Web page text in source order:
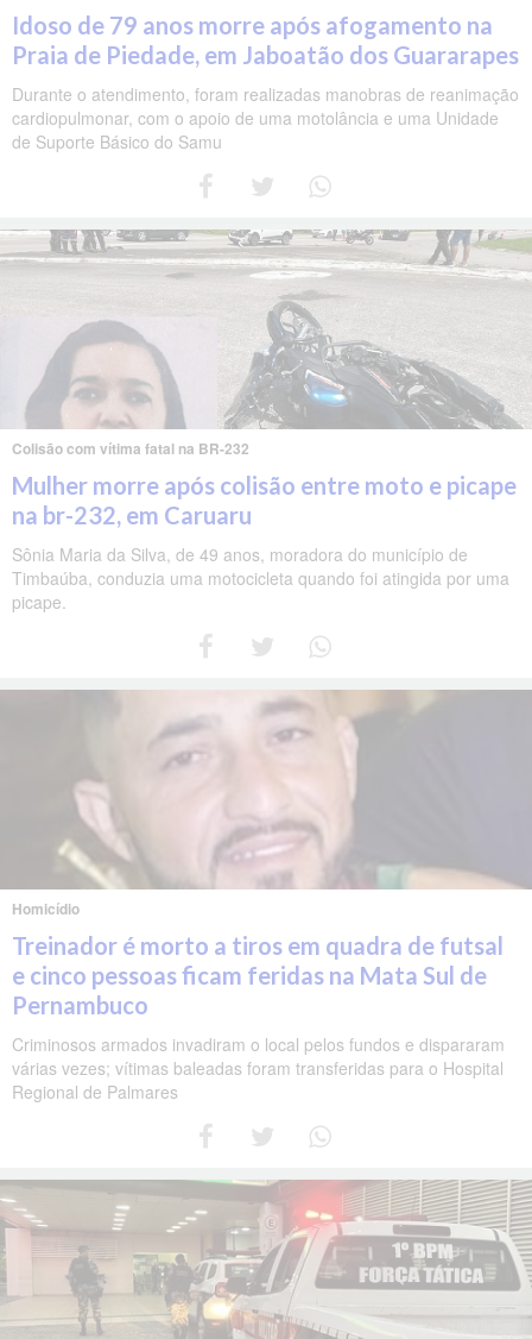
Idoso de 79 anos morre após afogamento na
Praia de Piedade, em Jaboatão dos Guararapes
Durante o atendimento, foram realizadas manobras de reanimação
cardiopulmonar, com o apoio de uma motolância e uma Unidade
de Suporte Básico do Samu
Colisão com vítima fatal na BR-232
Mulher morre após colisão entre moto e picape
na br-232, em Caruaru
Sônia Maria da Silva, de 49 anos, moradora do município de
Timbaúba, conduzia uma motocicleta quando foi atingida por uma
picape.
Homicídio
Treinador é morto a tiros em quadra de futsal
e cinco pessoas ficam feridas na Mata Sul de
Pernambuco
Criminosos armados invadiram o local pelos fundos e dispararam
várias vezes; vítimas baleadas foram transferidas para o Hospital
Regional de Palmares